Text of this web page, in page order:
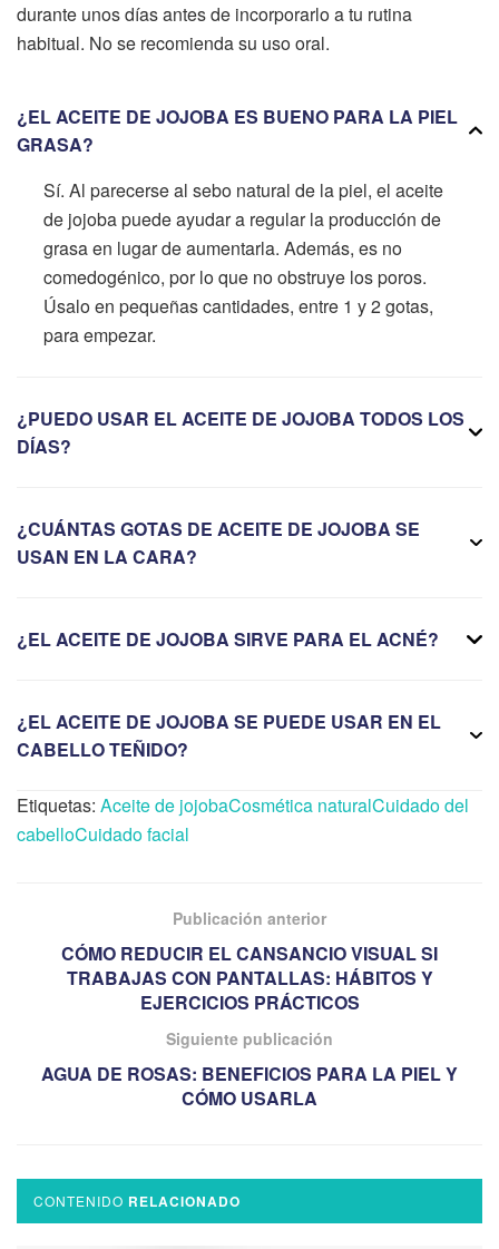
durante unos días antes de incorporarlo a tu rutina
habitual. No se recomienda su uso oral.
¿EL ACEITE DE JOJOBA ES BUENO PARA LA PIEL
GRASA?
Sí. Al parecerse al sebo natural de la piel, el aceite
de jojoba puede ayudar a regular la producción de
grasa en lugar de aumentarla. Además, es no
comedogénico, por lo que no obstruye los poros.
Úsalo en pequeñas cantidades, entre 1 y 2 gotas,
para empezar.
¿PUEDO USAR EL ACEITE DE JOJOBA TODOS LOS
DÍAS?
¿CUÁNTAS GOTAS DE ACEITE DE JOJOBA SE
USAN EN LA CARA?
¿EL ACEITE DE JOJOBA SIRVE PARA EL ACNÉ?
¿EL ACEITE DE JOJOBA SE PUEDE USAR EN EL
CABELLO TEÑIDO?
Etiquetas: Aceite de jojobaCosmética naturalCuidado del
cabelloCuidado facial
Publicación anterior
CÓMO REDUCIR EL CANSANCIO VISUAL SI
TRABAJAS CON PANTALLAS: HÁBITOS Y
EJERCICIOS PRÁCTICOS
Siguiente publicación
AGUA DE ROSAS: BENEFICIOS PARA LA PIEL Y
CÓMO USARLA
CONTENIDO RELACIONADO